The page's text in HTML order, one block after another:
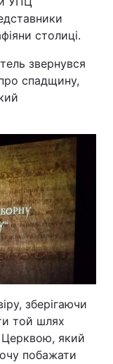
столиці.
звернувся
спадщину,
зберігаючи
той шлях
Церквою, який
побажати